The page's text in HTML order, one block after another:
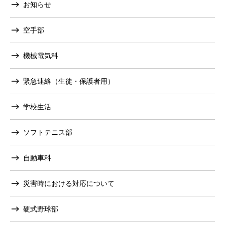
お知らせ
空手部
機械電気科
緊急連絡（生徒・保護者用）
学校生活
ソフトテニス部
自動車科
災害時における対応について
硬式野球部